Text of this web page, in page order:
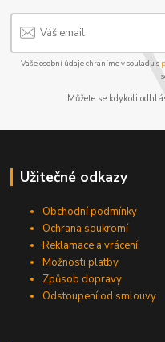
Vaše osobní údaje chráníme v souladu s
Můžete se kdykoli
Užitečné odkazy
Obchodní podmínky
Ochrana soukromí
Reklamace a vrácení
Možnosti platby
Způsob dopravy
Odstoupení od smlouvy